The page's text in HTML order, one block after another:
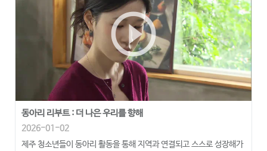
play_circle_outline
동아리 리부트 : 더 나은 우리를 향해
2026-01-02
제주 청소년들이 동아리 활동을 통해 지역과 연결되고 스스로 성장해가